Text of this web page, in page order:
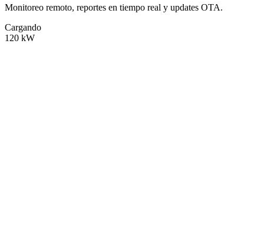
Monitoreo remoto, reportes en tiempo real y updates OTA.
Cargando
120 kW